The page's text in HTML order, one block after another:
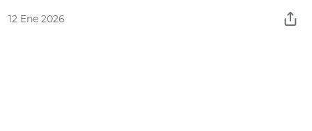
12 Ene 2026